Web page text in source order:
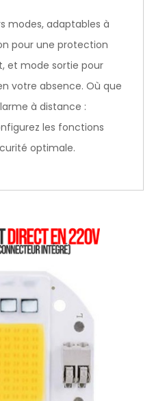
modes, adaptables à
pour une protection
et mode sortie pour
votre absence. Où que
à distance :
les fonctions
optimale.